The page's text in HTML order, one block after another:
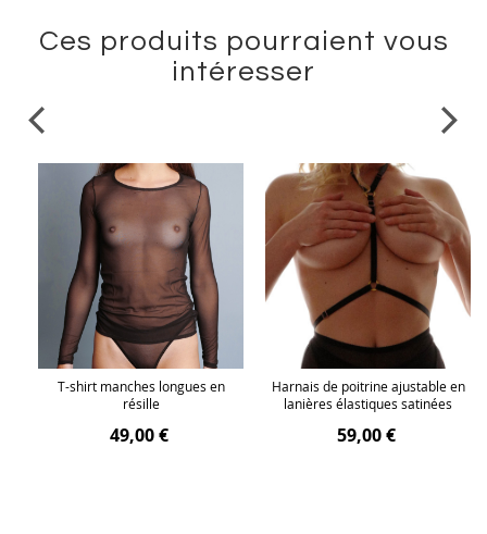
Ces produits pourraient vous
intéresser
T-shirt manches longues en
résille
49,00 €
Harnais de poitrine ajustable en
lanières élastiques satinées
59,00 €